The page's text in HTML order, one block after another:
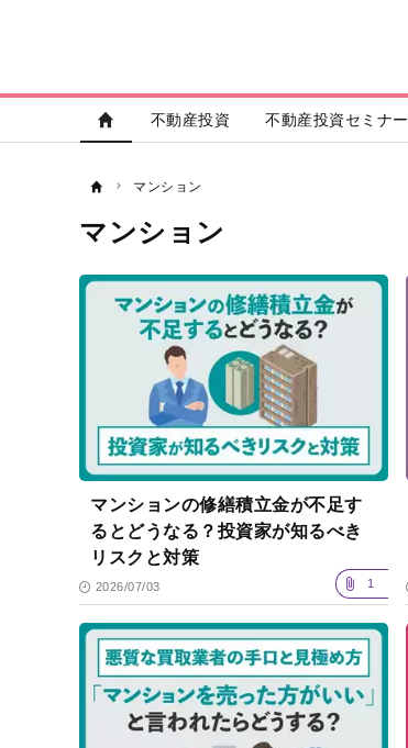
不動産投資 不動産投資セミナー
マンション
マンション
記
事
マンションの修繕積立金が不足す
るとどうなる？投資家が知るべき
リスクと対策
2026/07/03 1